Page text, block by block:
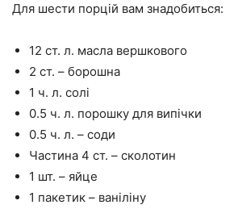
Для шести порцій вам знадобиться:
12 ст. л. масла вершкового
2 ст. – борошна
1 ч. л. солі
0.5 ч. л. порошку для випічки
0.5 ч. л. – соди
Частина 4 ст. – сколотин
1 шт. – яйце
1 пакетик – ваніліну